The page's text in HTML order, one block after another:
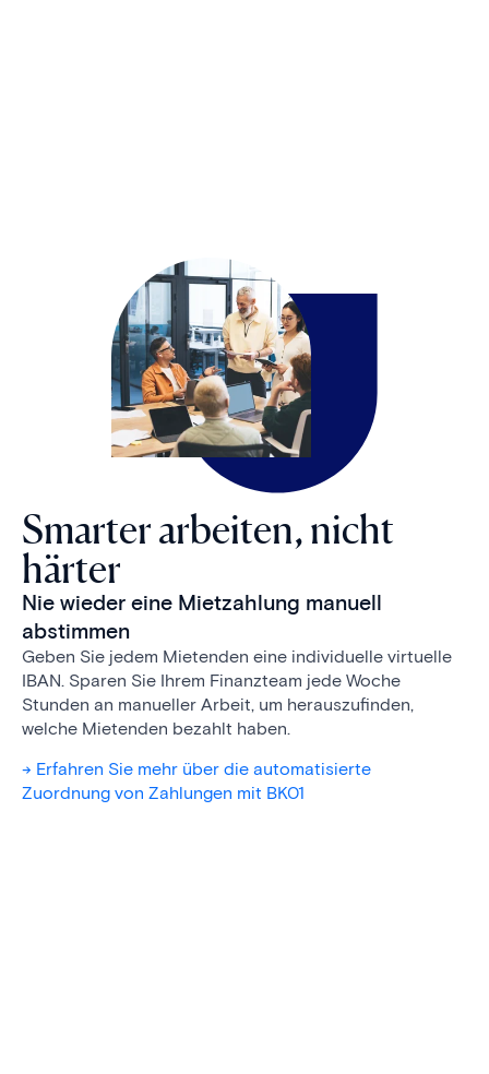
Smarter arbeiten, nicht
härter
Nie wieder eine Mietzahlung manuell
abstimmen
Geben Sie jedem Mietenden eine individuelle virtuelle
IBAN. Sparen Sie Ihrem Finanzteam jede Woche
Stunden an manueller Arbeit, um herauszufinden,
welche Mietenden bezahlt haben.
-> Erfahren Sie mehr über die automatisierte
Zuordnung von Zahlungen mit BK01